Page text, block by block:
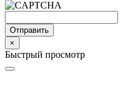
Отправить
×
Быстрый просмотр